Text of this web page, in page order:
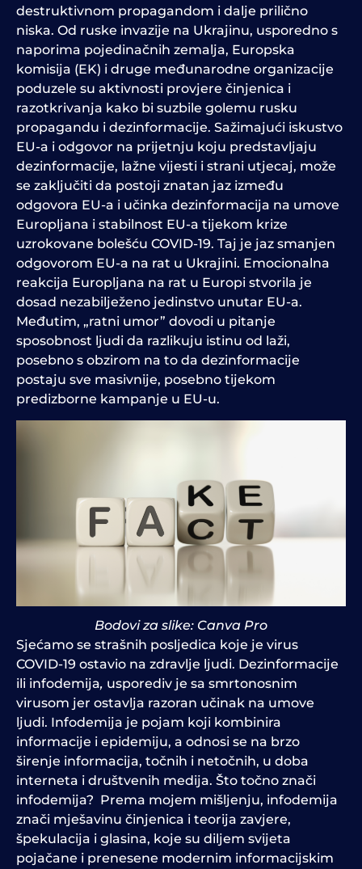
destruktivnom propagandom i dalje prilično
niska. Od ruske invazije na Ukrajinu, usporedno s
naporima pojedinačnih zemalja, Europska
komisija (EK) i druge međunarodne organizacije
poduzele su aktivnosti provjere činjenica i
razotkrivanja kako bi suzbile golemu rusku
propagandu i dezinformacije. Sažimajući iskustvo
EU-a i odgovor na prijetnju koju predstavljaju
dezinformacije, lažne vijesti i strani utjecaj, može
se zaključiti da postoji znatan jaz između
odgovora EU-a i učinka dezinformacija na umove
Europljana i stabilnost EU-a tijekom krize
uzrokovane bolešću COVID-19. Taj je jaz smanjen
odgovorom EU-a na rat u Ukrajini. Emocionalna
reakcija Europljana na rat u Europi stvorila je
dosad nezabilježeno jedinstvo unutar EU-a.
Međutim, „ratni umor” dovodi u pitanje
sposobnost ljudi da razlikuju istinu od laži,
posebno s obzirom na to da dezinformacije
postaju sve masivnije, posebno tijekom
predizborne kampanje u EU-u.
Bodovi za slike: Canva Pro
Sjećamo se strašnih posljedica koje je virus
COVID-19 ostavio na zdravlje ljudi. Dezinformacije
ili infodemija, usporediv je sa smrtonosnim
virusom jer ostavlja razoran učinak na umove
ljudi. Infodemija je pojam koji kombinira
informacije i epidemiju, a odnosi se na brzo
širenje informacija, točnih i netočnih, u doba
interneta i društvenih medija. Što točno znači
infodemija? Prema mojem mišljenju, infodemija
znači mješavinu činjenica i teorija zavjere,
špekulacija i glasina, koje su diljem svijeta
pojačane i prenesene modernim informacijskim